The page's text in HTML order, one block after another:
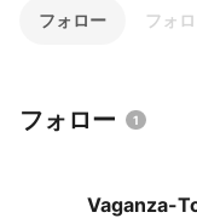
フォロー フォ
フォロー 1
Vaganza-